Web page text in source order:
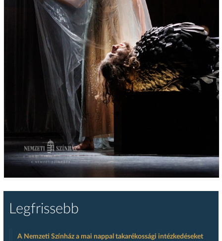
Legfrissebb
A Nemzeti Színház a mai nappal takarékossági intézkedéseket